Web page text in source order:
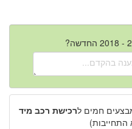
חמים לרכישת רכב מיד
התחייבות)